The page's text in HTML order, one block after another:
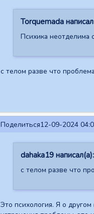
Torquemada
Психика неотделима
с телом разве что
Поделиться12-09-2024
dahaka19 написал(а):
с телом разве что
Это психология. Я о